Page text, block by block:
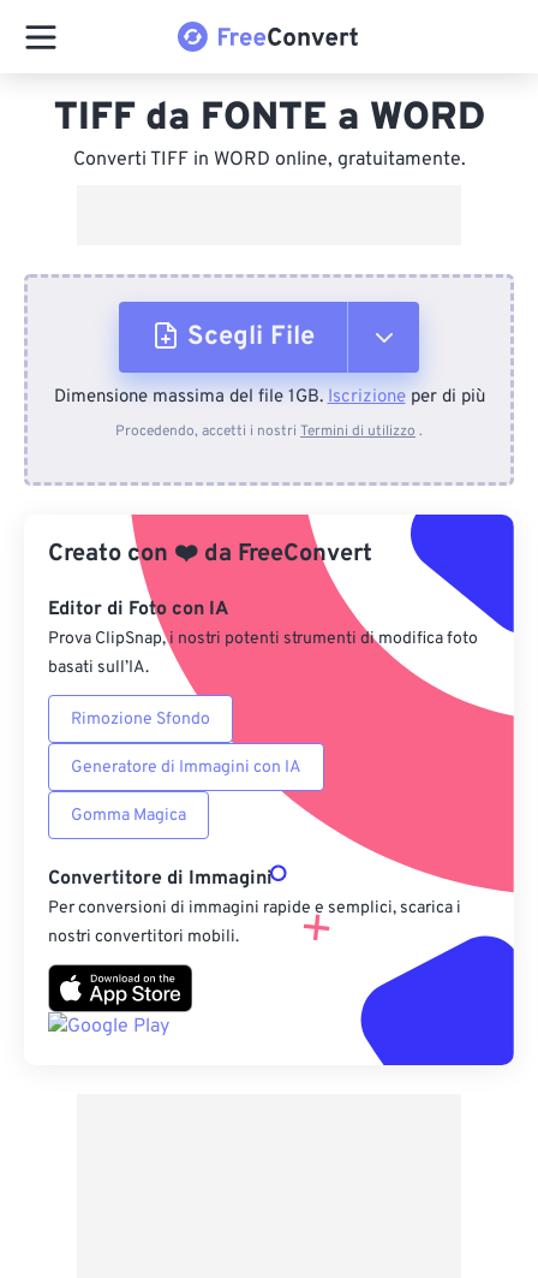
TIFF da FONTE a WORD
Converti TIFF in WORD online, gratuitamente.
Scegli File
Dal dispositivo
Da Google Drive
Dall'URL
Dimensione massima del file 1GB.Iscrizioneper di più
Procedendo, accetti i nostri Termini di utilizzo .
Creato con ❤️ da FreeConvert
Editor di Foto con IA
Prova ClipSnap, i nostri potenti strumenti di modifica foto
basati sull’IA.
Rimozione Sfondo
Generatore di Immagini con IA
Gomma Magica
Convertitore di Immagini
Per conversioni di immagini rapide e semplici, scarica i
nostri convertitori mobili.